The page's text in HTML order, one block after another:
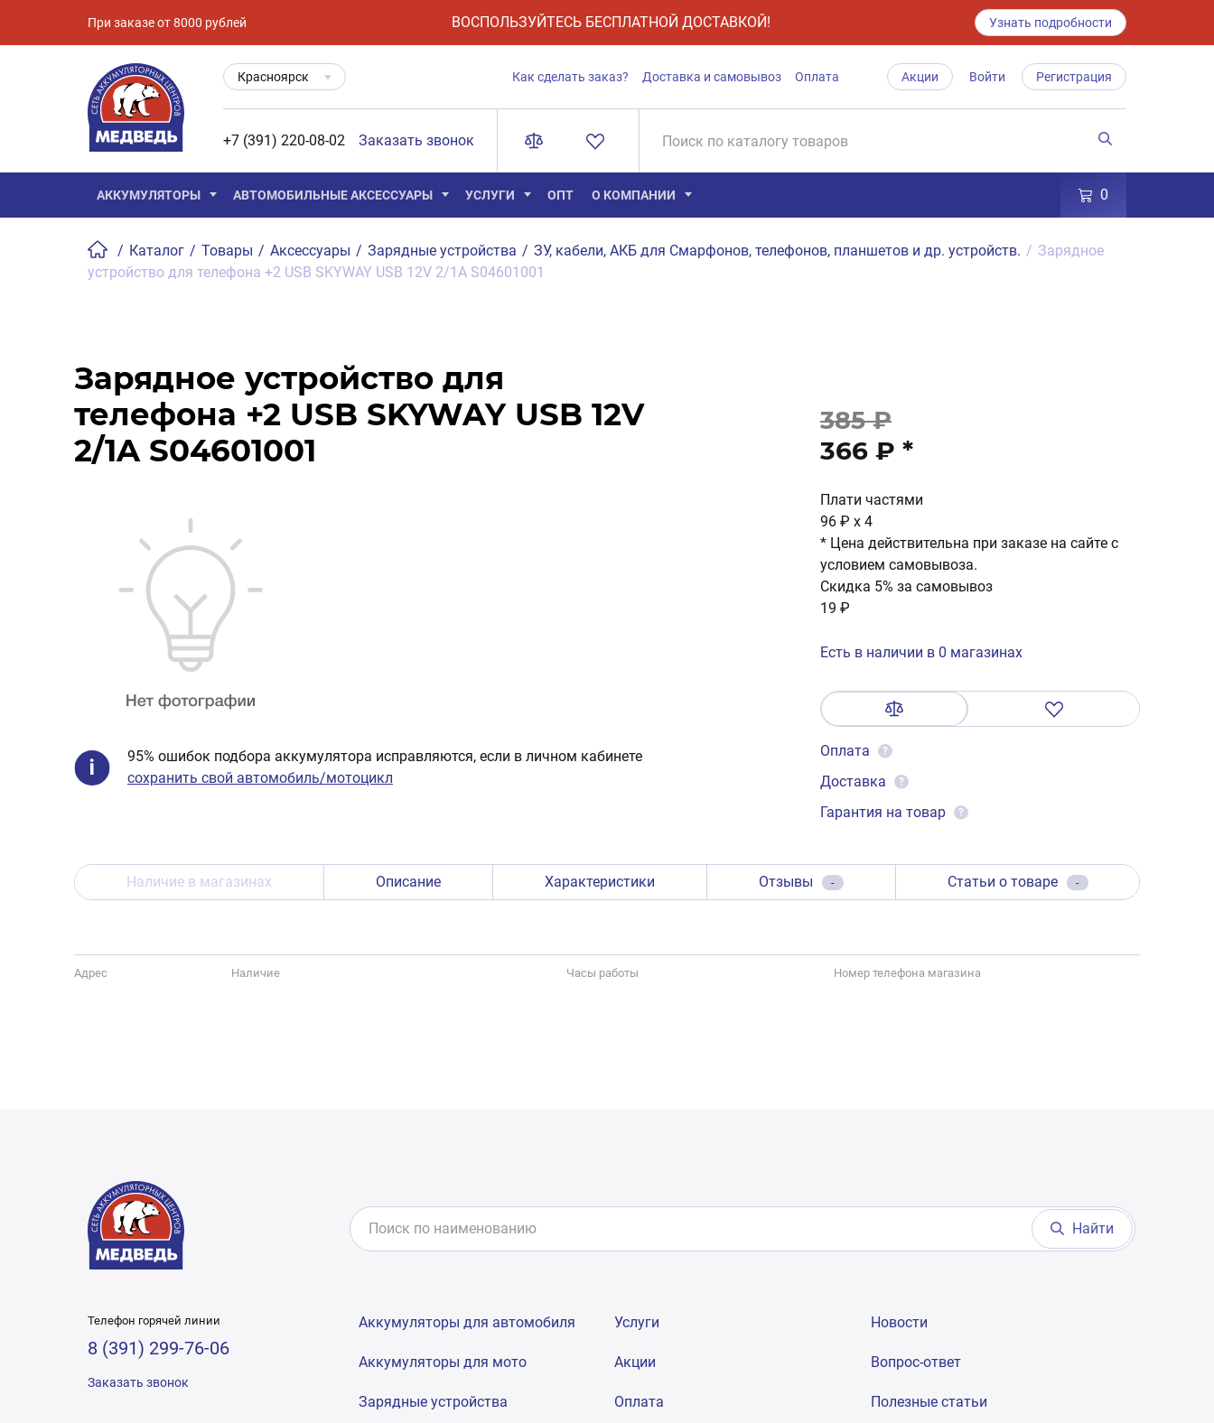
При заказе от 8000 рублей ВОСПОЛЬЗУЙТЕСЬ БЕСПЛАТНОЙ ДОСТАВКОЙ! Узнать подробности
Красноярск Как сделать заказ? Доставка и самовывоз Оплата Акции Войти Регистрация
+7 (391) 220-08-02 Заказать звонок
АККУМУЛЯТОРЫ АВТОМОБИЛЬНЫЕ АКСЕССУАРЫ УСЛУГИ ОПТ О КОМПАНИИ 0
/ Каталог / Товары / Аксессуары / Зарядные устройства / ЗУ, кабели, АКБ для Смарфонов, телефонов, планшетов и др. устройств. / Зарядное
устройство для телефона +2 USB SKYWAY USB 12V 2/1A S04601001
Зарядное устройство для
телефона +2 USB SKYWAY USB 12V
2/1A S04601001
95% ошибок подбора аккумулятора исправляются, если в личном кабинете
сохранить свой автомобиль/мотоцикл
385 ₽
366 ₽ *
Плати частями
96 ₽ x 4
* Цена действительна при заказе на сайте с
условием самовывоза.
Скидка 5% за самовывоз
19 ₽
Есть в наличии в 0 магазинах
Оплата ?
Доставка ?
Гарантия на товар ?
Наличие в магазинах Описание Характеристики Отзывы - Статьи о товаре -
Адрес Наличие Часы работы Номер телефона магазина
Найти
Телефон горячей линии
8 (391) 299-76-06
Заказать звонок
Аккумуляторы для автомобиля
Аккумуляторы для мото
Зарядные устройства
Услуги
Акции
Оплата
Новости
Вопрос-ответ
Полезные статьи